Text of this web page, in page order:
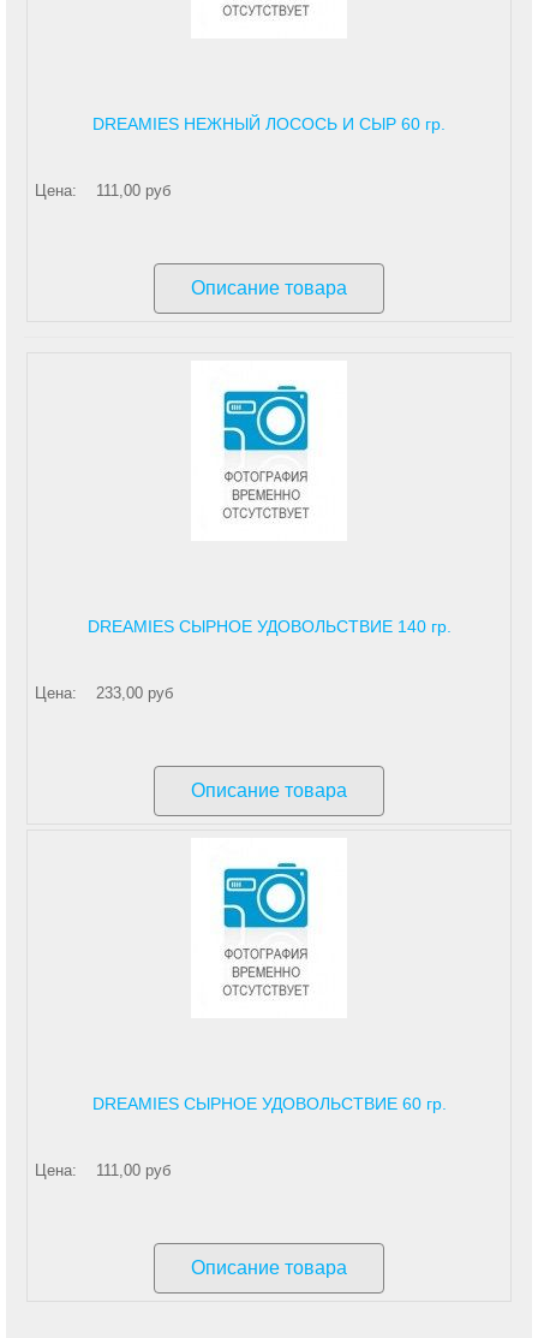
DREAMIES НЕЖНЫЙ ЛОСОСЬ И СЫР 60 гр.
Цена: 111,00 руб
Описание товара
DREAMIES СЫРНОЕ УДОВОЛЬСТВИЕ 140 гр.
Цена: 233,00 руб
Описание товара
DREAMIES СЫРНОЕ УДОВОЛЬСТВИЕ 60 гр.
Цена: 111,00 руб
Описание товара